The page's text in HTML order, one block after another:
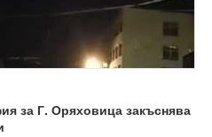
за Г. Оряховица закъснява